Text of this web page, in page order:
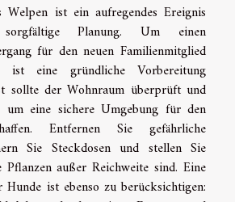
ist ein aufregendes Ereignis
Planung. Um einen
für den neuen Familienmitglied
ist eine gründliche Vorbereitung
sollte der Wohnraum überprüft und
um eine sichere Umgebung für den
Entfernen Sie gefährliche
Sie Steckdosen und stellen Sie
außer Reichweite sind. Eine
ist ebenso zu berücksichtigen: